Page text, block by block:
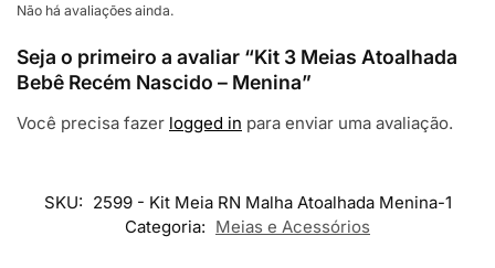
Não há avaliações ainda.
Seja o primeiro a avaliar “Kit 3 Meias Atoalhada
Bebê Recém Nascido – Menina”
Você precisa fazer logged in para enviar uma avaliação.
SKU: 2599 - Kit Meia RN Malha Atoalhada Menina-1
Categoria: Meias e Acessórios